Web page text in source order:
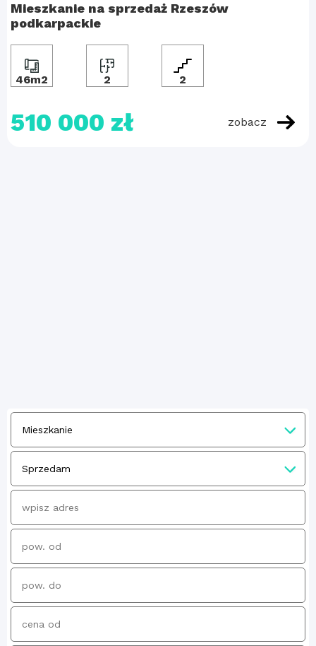
Mieszkanie na sprzedaż Rzeszów
podkarpackie
46m2 2 2
510 000 zł zobacz